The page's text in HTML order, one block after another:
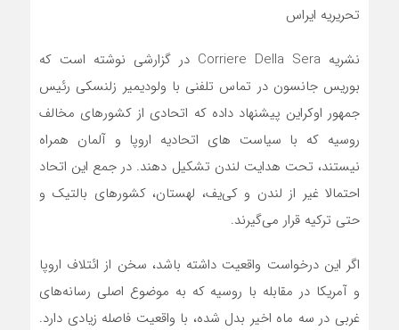
تحریریه ایراس
نشریه Corriere Della Sera در گزارشی نوشته است که
بوریس جانسون در تماس تلفنی با ولودیمیر زلنسکی رئیس
جمهور اوکراین پیشنهاد داده که اتحادی از کشورهای مخالف
روسیه که با سیاست های اتحادیه اروپا و آلمان همراه
نیستند، تحت هدایت لندن تشکیل دهند. در جمع این اتحاد
احتمالا غیر از لندن و کی‌یف، لهستان، کشورهای بالتیک و
حتی ترکیه قرار می‌گیرند.
اگر این درخواست واقعیت داشته باشد، سخن از ائتلاف اروپا
و آمریکا در مقابله با روسیه که به موضوع اصلی رسانه‌های
غربی در سه ماه اخیر بدل شده، با واقعیت فاصله زیادی دارد.